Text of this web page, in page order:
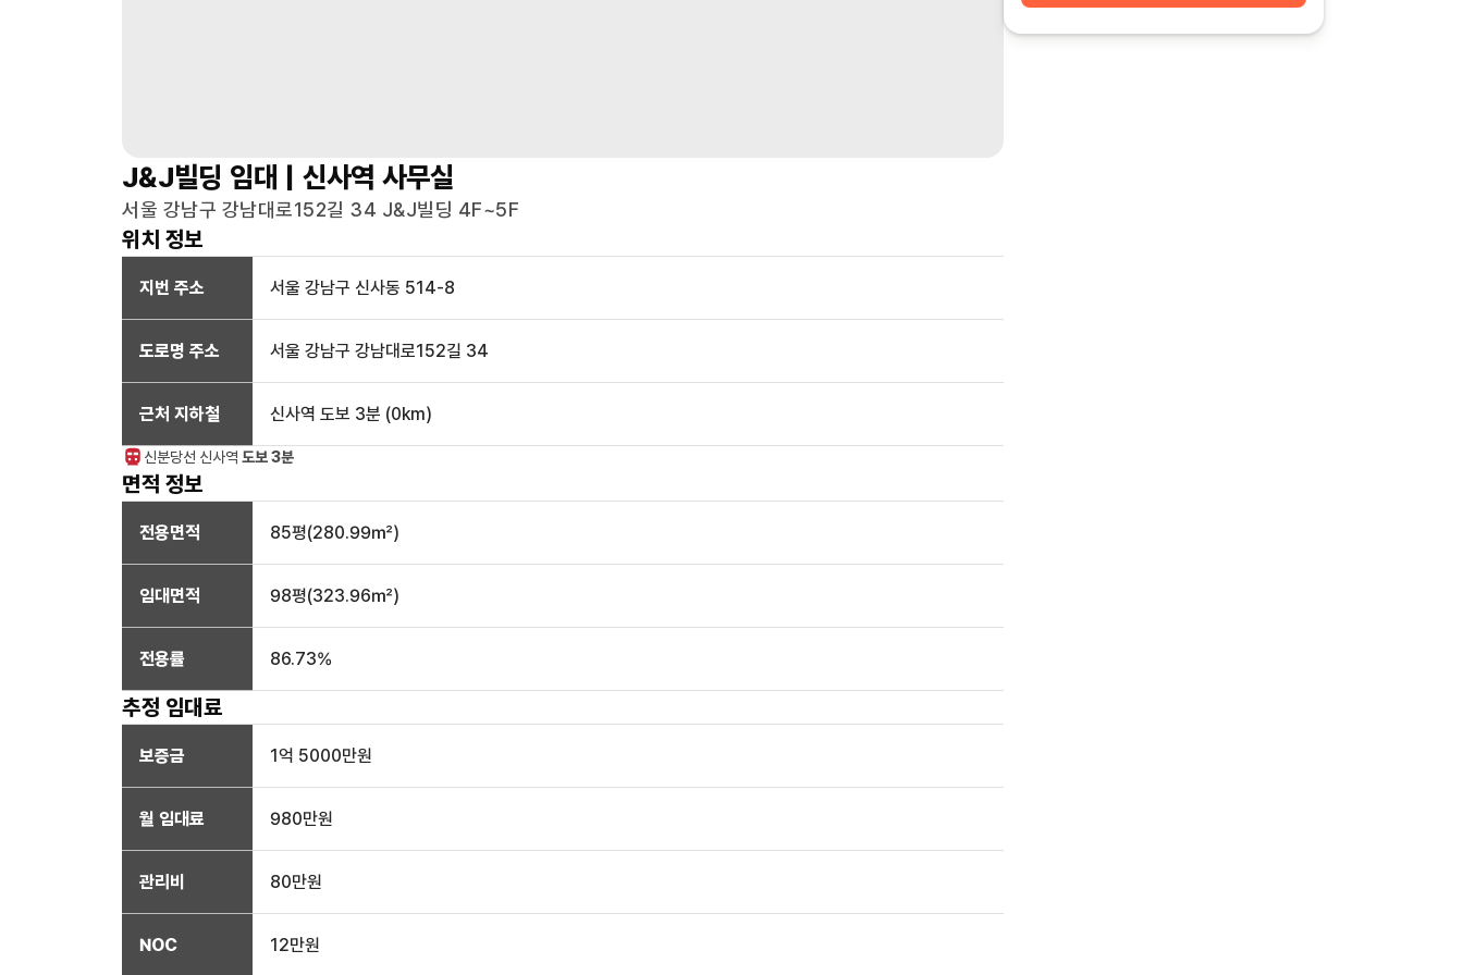
J&J빌딩 임대 | 신사역 사무실
서울 강남구 강남대로152길 34 J&J빌딩 4F~5F
위치 정보
지번 주소 서울 강남구 신사동 514-8
도로명 주소 서울 강남구 강남대로152길 34
근처 지하철 신사역 도보 3분 (0km)
신분당선 신사역 도보 3분
면적 정보
전용면적 85평(280.99㎡)
임대면적 98평(323.96㎡)
전용률 86.73%
추정 임대료
보증금 1억 5000만원
월 임대료 980만원
관리비 80만원
NOC 12만원